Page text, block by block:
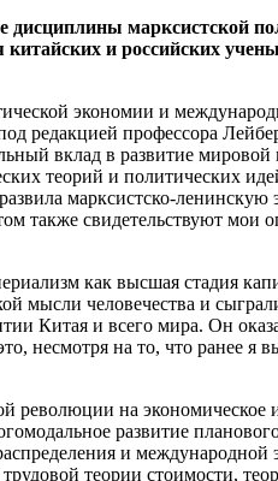
марксистской
и российских
экономии и
редакцией профессора
вклад в развитие мировой
теорий и политических
марксистско-
также свидетельствуют мои
как высшая стадия
мысли человечества и
Китая и всего мира. Он
несмотря на то, что ранее я
революции на экономическое
развитие
и международной
теории стоимости,